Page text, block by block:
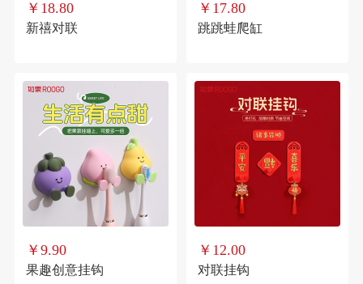
￥18.80
新禧对联
￥17.80
跳跳蛙爬缸
￥9.90
果趣创意挂钩
￥12.00
对联挂钩